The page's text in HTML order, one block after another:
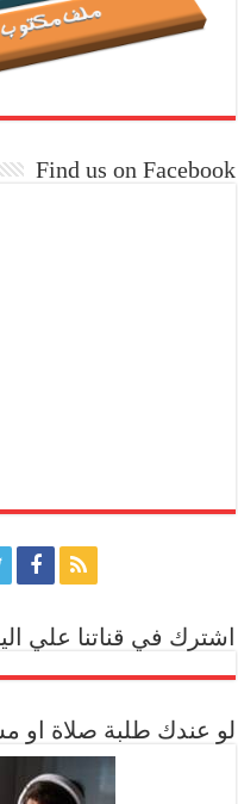
Find us on Facebook
اشترك في قناتنا علي
لو عندك طلبة صلاة او